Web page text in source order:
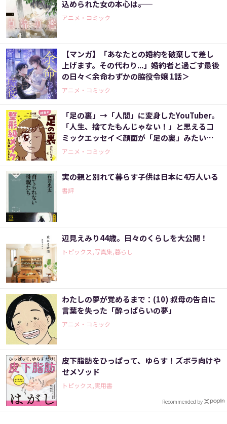
込められた女の本心は――。
アニメ・コミック
【マンガ】「あなたとの婚約を破棄して差し
上げます。その代わり...」婚約者と過ごす最後
の日々＜余命わずかの脇役令嬢 1話＞
アニメ・コミック
「足の裏」→「人間」に変身したYouTuber。
「人生、捨てたもんじゃない！」と思えるコ
ミックエッセイ＜顔面が「足の裏」みたいな
ので整形級メイクを仕事にしました＞
アニメ・コミック
実の親と別れて暮らす子供は日本に4万人いる
書評
辺見えみり44歳。日々のくらしを大公開！
トピックス,写真集,暮らし
わたしの夢が覚めるまで：(10) 叔母の告白に
言葉を失った「酔っぱらいの夢」
アニメ・コミック
皮下脂肪をひっぱって、ゆらす！ズボラ向けや
せメソッド
トピックス,実用書
Recommended by